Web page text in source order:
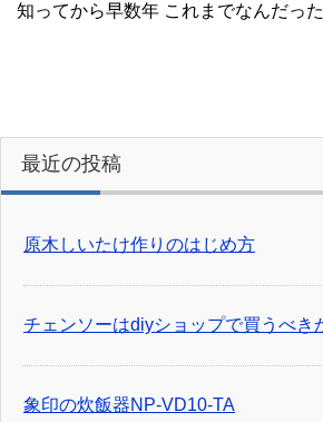
知ってから早数年 これまでなんだっ
最近の投稿
原木しいたけ作りのはじめ方
チェンソーはdiyショップで買うべき
象印の炊飯器NP-VD10-TA